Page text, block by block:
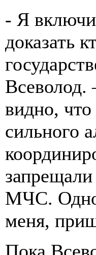
- Я
доказать
Всеволод.
видно,
сильного
МЧС.
меня,